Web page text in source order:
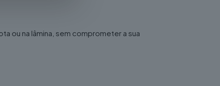
ou na lâmina, sem comprometer a sua